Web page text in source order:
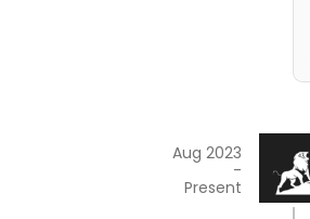
Aug 2023
-
Present